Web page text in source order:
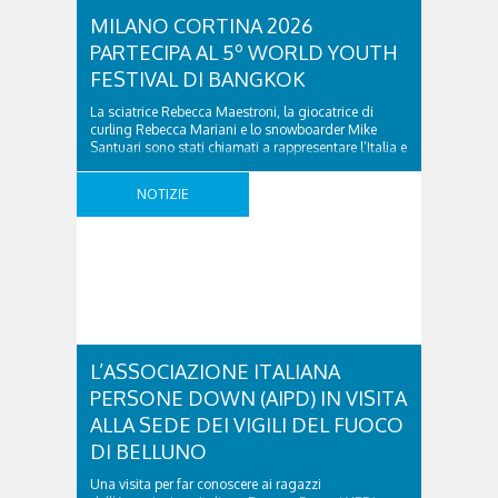
MILANO CORTINA 2026
PARTECIPA AL 5º WORLD YOUTH
FESTIVAL DI BANGKOK
La sciatrice Rebecca Maestroni, la giocatrice di
curling Rebecca Mariani e lo snowboarder Mike
Santuari sono stati chiamati a rappresentare l’Italia e
programma fino al 20 novembre a Bangkok
(Thailandia). La manifestazione si rivolge agli under
NOTIZIE
L’ASSOCIAZIONE ITALIANA
PERSONE DOWN (AIPD) IN VISITA
ALLA SEDE DEI VIGILI DEL FUOCO
DI BELLUNO
Una visita per far conoscere ai ragazzi